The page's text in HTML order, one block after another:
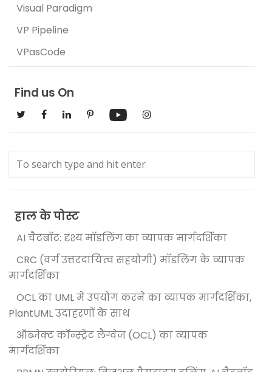
Visual Paradigm
VP Pipeline
VPasCode
Find us On
हाल के पोस्ट
AI चैटबॉट: दृश्य मॉडलिंग का व्यापक मार्गदर्शिका
CRC (वर्ग उत्तरदायित्व सहयोगी) मॉडलिंग के व्यापक
मार्गदर्शिका
OCL का UML में उपयोग करने का व्यापक मार्गदर्शिका,
PlantUML उदाहरणों के साथ
ऑब्जेक्ट कॉन्स्ट्रेंट लैंग्वेज (OCL) का व्यापक
मार्गदर्शिका